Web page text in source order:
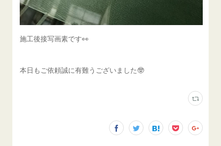
施工後接写画素です👀
本日もご依頼誠に有難うございました🤓